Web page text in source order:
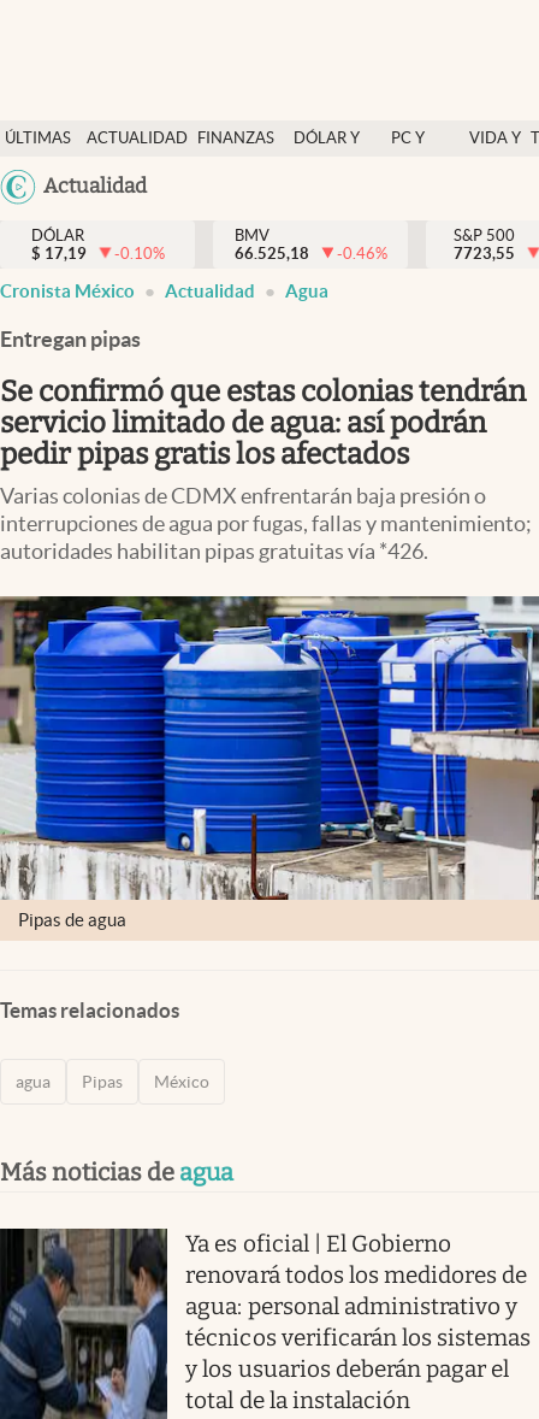
ÚLTIMAS
NOTICIAS
ACTUALIDAD
FINANZAS
DÓLAR Y
PC Y
VIDA Y
México
Actualidad
Actualidad
Finanzas y economía
Dólar y mercados
Pc y celular
Vida y estilo
Tv
Clima
Espiritualidad
Mediakit
abre en nueva pestaña
México
DÓLAR
$ 17,19 -0.10%
BMV
66.525,18
-0.46%
S&P 500
7723,55
Cronista México Actualidad Agua
Entregan pipas
Se confirmó que estas colonias tendrán
servicio limitado de agua: así podrán
pedir pipas gratis los afectados
Varias colonias de CDMX enfrentarán baja presión o
interrupciones de agua por fugas, fallas y mantenimiento;
autoridades habilitan pipas gratuitas vía *426.
Pipas de agua
Temas relacionados
agua Pipas México
Más noticias de agua
Ya es oficial | El Gobierno
renovará todos los medidores de
agua: personal administrativo y
técnicos verificarán los sistemas
y los usuarios deberán pagar el
total de la instalación